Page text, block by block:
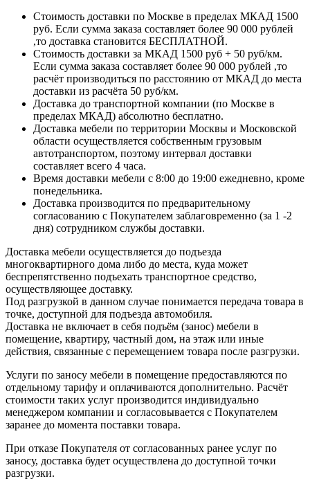
Стоимость доставки по Москве в пределах МКАД 1500
руб. Если сумма заказа составляет более 90 000 рублей
,то доставка становится БЕСПЛАТНОЙ.
Стоимость доставки за МКАД 1500 руб + 50 руб/км.
Если сумма заказа составляет более 90 000 рублей ,то
расчёт производиться по расстоянию от МКАД до места
доставки из расчёта 50 руб/км.
Доставка до транспортной компании (по Москве в
пределах МКАД) абсолютно бесплатно.
Доставка мебели по территории Москвы и Московской
области осуществляется собственным грузовым
автотранспортом, поэтому интервал доставки
составляет всего 4 часа.
Время доставки мебели с 8:00 до 19:00 ежедневно, кроме
понедельника.
Доставка производится по предварительному
согласованию с Покупателем заблаговременно (за 1 -2
дня) сотрудником службы доставки.
Доставка мебели осуществляется до подъезда
многоквартирного дома либо до места, куда может
беспрепятственно подъехать транспортное средство,
осуществляющее доставку.
Под разгрузкой в данном случае понимается передача товара в
точке, доступной для подъезда автомобиля.
Доставка не включает в себя подъём (занос) мебели в
помещение, квартиру, частный дом, на этаж или иные
действия, связанные с перемещением товара после разгрузки.
Услуги по заносу мебели в помещение предоставляются по
отдельному тарифу и оплачиваются дополнительно. Расчёт
стоимости таких услуг производится индивидуально
менеджером компании и согласовывается с Покупателем
заранее до момента поставки товара.
При отказе Покупателя от согласованных ранее услуг по
заносу, доставка будет осуществлена до доступной точки
разгрузки.